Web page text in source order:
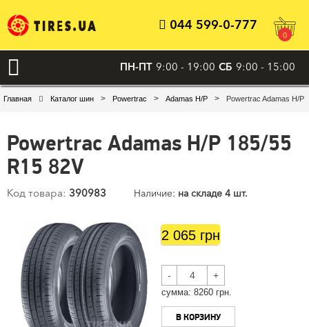
044 599-0-777
0
ПН-ПТ 9:00 - 19:00 СБ 9:00 - 15:00
Главная Каталог шин > Powertrac > Adamas H/P > Powertrac Adamas H/P
Powertrac Adamas H/P 185/55
R15 82V
Код товара: 390983 Наличие: на складе 4 шт.
2 065 грн
- +
cумма: 8260 грн.
В КОРЗИНУ